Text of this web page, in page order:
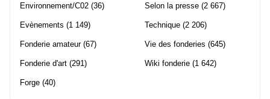
Environnement/C02 (36)
Evènements (1 149)
Fonderie amateur(67)
Fonderie d'art (291)
Forge (40)
Selon la presse (2 667)
Technique (2 206)
Vie des fonderies (645)
Wiki fonderie (1 642)